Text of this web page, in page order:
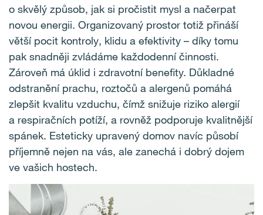
o skvělý způsob, jak si pročistit mysl a načerpat
novou energii. Organizovaný prostor totiž přináší
větší pocit kontroly, klidu a efektivity – díky tomu
pak snadněji zvládáme každodenní činnosti.
Zároveň má úklid i zdravotní benefity. Důkladné
odstranění prachu, roztočů a alergenů pomáhá
zlepšit kvalitu vzduchu, čímž snižuje riziko alergií
a respiračních potíží, a rovněž podporuje kvalitnější
spánek. Esteticky upravený domov navíc působí
příjemně nejen na vás, ale zanechá i dobrý dojem
ve vašich hostech.